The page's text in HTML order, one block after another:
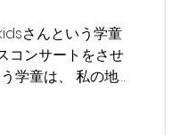
さんという学童
コンサートをさせ
学童は、 私の地元